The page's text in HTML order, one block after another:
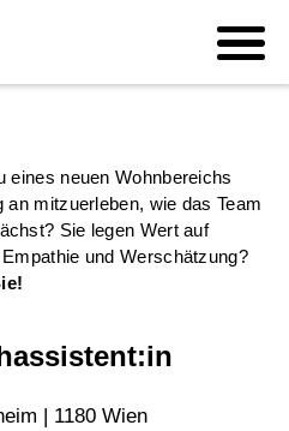
eines neuen Wohnbereichs
an mitzuerleben, wie das Team
Sie legen Wert auf
und Werschätzung?
| 1180 Wien